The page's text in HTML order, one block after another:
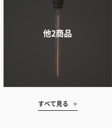
すべて見る